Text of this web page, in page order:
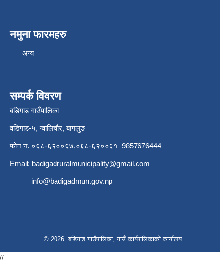
नमुना फारमहरु
अन्य
सम्पर्क विवरण
बडिगाड गाउँपालिका
वडिगाड-५, ग्वालिचौर, बागलुङ
फोन नं. ०६८-६२००६७,०६८-६२००६१ 9857676444
Email: badigadruralmunicipality@gmail.com
info@badigadmun.gov.np
© 2026 बडिगाड गाउँपालिका, गाउँ कार्यपालिकाको कार्यालय
//